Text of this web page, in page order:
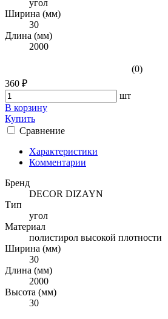
угол
Ширина (мм)
30
Длина (мм)
2000
(0)
360 ₽
шт
В корзину
Купить
Сравнение
Характеристики
Комментарии
Бренд
DECOR DIZAYN
Тип
угол
Материал
полистирол высокой плотности
Ширина (мм)
30
Длина (мм)
2000
Высота (мм)
30